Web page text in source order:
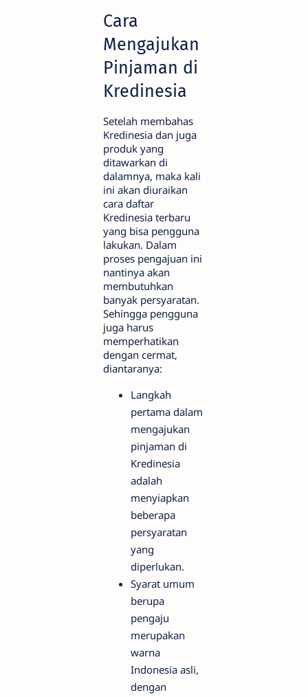
Cara
Mengajukan
Pinjaman di
Kredinesia
Setelah membahas
Kredinesia dan juga
produk yang
ditawarkan di
dalamnya, maka kali
ini akan diuraikan
cara daftar
Kredinesia terbaru
yang bisa pengguna
lakukan. Dalam
proses pengajuan ini
nantinya akan
membutuhkan
banyak persyaratan.
Sehingga pengguna
juga harus
memperhatikan
dengan cermat,
diantaranya:
Langkah
pertama dalam
mengajukan
pinjaman di
Kredinesia
adalah
menyiapkan
beberapa
persyaratan
yang
diperlukan.
Syarat umum
berupa
pengaju
merupakan
warna
Indonesia asli,
dengan